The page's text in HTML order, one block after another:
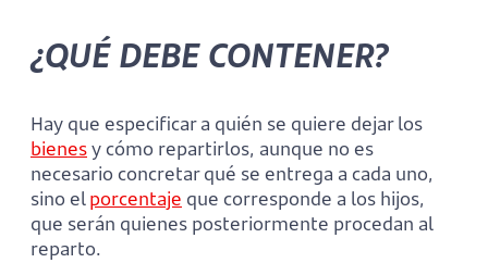
¿QUÉ DEBE CONTENER?
Hay que especificar a quién se quiere dejar los
bienesy cómo repartirlos, aunque no es
necesario concretar qué se entrega a cada uno,
sino elporcentaje que corresponde a los hijos,
que serán quienes posteriormente procedan al
reparto.